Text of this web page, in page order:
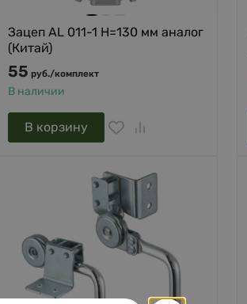
Зацеп AL 011-1 H=130 мм аналог
(Китай)
55 руб./комплект
В наличии
В корзину